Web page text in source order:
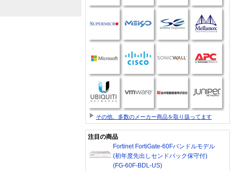
その他、多数のメーカー商品を取り扱ってます
注目の商品
Fortinet FortiGate-60Fバンドルモデル
(初年度先出しセンドバック保守付)
(FG-60F-BDL-US)